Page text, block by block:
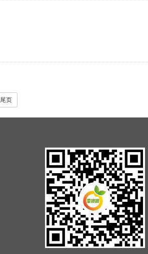
尾页